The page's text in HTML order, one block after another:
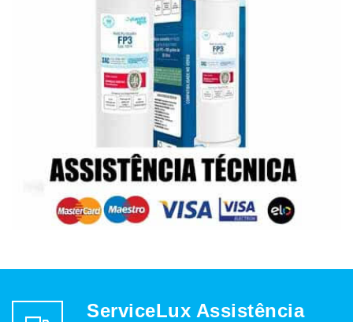
ServiceLux Assistência